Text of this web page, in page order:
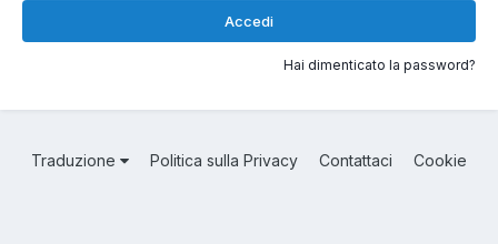
Accedi
Hai dimenticato la password?
Traduzione Politica sulla Privacy Contattaci Cookie